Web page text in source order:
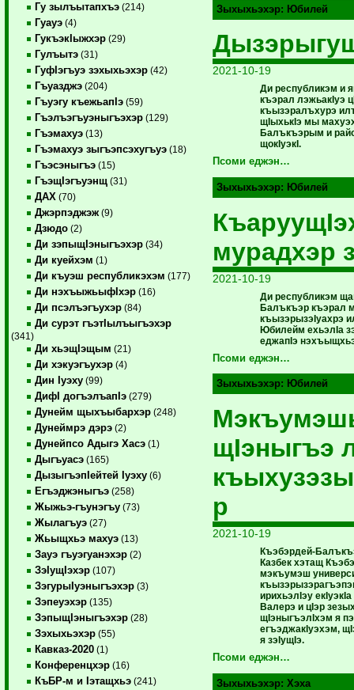
Гу зылъытапхъэ (214)
Гуауэ (4)
ГукъэкIыжхэр (29)
Гулъытэ (31)
ГуфIэгъуэ зэхыхьэхэр (42)
Гъуазджэ (204)
Гъуэгу къежьапIэ (59)
Гъэлъэгъуэныгъэхэр (129)
Гъэмахуэ (13)
Гъэмахуэ зыгъэпсэхугъуэ (18)
Гъэсэныгъэ (15)
ГъэщIэгъуэнщ (31)
ДАХ (70)
Джэрпэджэж (9)
Дзюдо (2)
Ди зэпыщIэныгъэхэр (34)
Ди куейхэм (1)
Ди къуэш республикэхэм (177)
Ди нэхъыжьыфIхэр (16)
Ди псэлъэгъухэр (84)
Ди сурэт гъэтIылъыгъэхэр
(341)
Ди хьэщIэщым (21)
Ди хэкуэгъухэр (4)
Дин Iуэху (99)
ДифI догъэлъапIэ (279)
Дунейм щыхъыбархэр (248)
Дунеймрэ дэрэ (2)
Дунейпсо Адыгэ Хасэ (1)
Дыгъуасэ (165)
ДызыгъэпIейтей Iуэху (6)
Егъэджэныгъэ (258)
Жыжьэ-гъунэгъу (73)
Жылагъуэ (27)
Жьыщхьэ махуэ (13)
Зауэ гъуэгуанэхэр (2)
ЗэIущIэхэр (107)
ЗэгурыIуэныгъэхэр (3)
Зэпеуэхэр (135)
ЗэпыщIэныгъэхэр (28)
Зэхыхьэхэр (55)
Кавказ-2020 (1)
Конференцхэр (16)
КъБР-м и Iэтащхьэ (241)
Зыхыхьэхэр: Юбилей
2021-10-19
Ди республикэм и
къэрал лэжьакIуэ
къызэралъхурэ
щIыхькIэ мы
Балъкъэрым и
щокIуэкI.
Псоми еджэн…
Зыхыхьэхэр: Юбилей
мурадхэр
2021-10-19
Ди республикэм
Балъкъэр къэрал
къызэрызэIуахрэ
Юбилейм ехьэлIа
еджапIэ
Псоми еджэн…
Зыхыхьэхэр: Юбилей
щIэныгъэ
р
2021-10-19
Къэбэрдей-
Казбек хэтащ
мэкъумэш
ирихьэлIэу
Валерэ и цIэр
щIэныгъэлIхэм я
егъэджакIуэхэм,
я зэIущIэ.
Псоми еджэн…
Зыхыхьэхэр: Хэха